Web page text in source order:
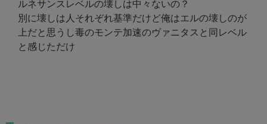
ルネサンスレベルの壊しは中々ないの？
別に壊しは人それぞれ基準だけど俺はエルの壊しのが
上だと思うし毒のモンテ加速のヴァニタスと同レベル
と感じただけ